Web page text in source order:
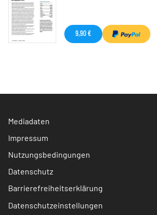
9,90 €
Mediadaten
Impressum
Nutzungsbedingungen
Datenschutz
Barrierefreiheitserklärung
Datenschutzeinstellungen